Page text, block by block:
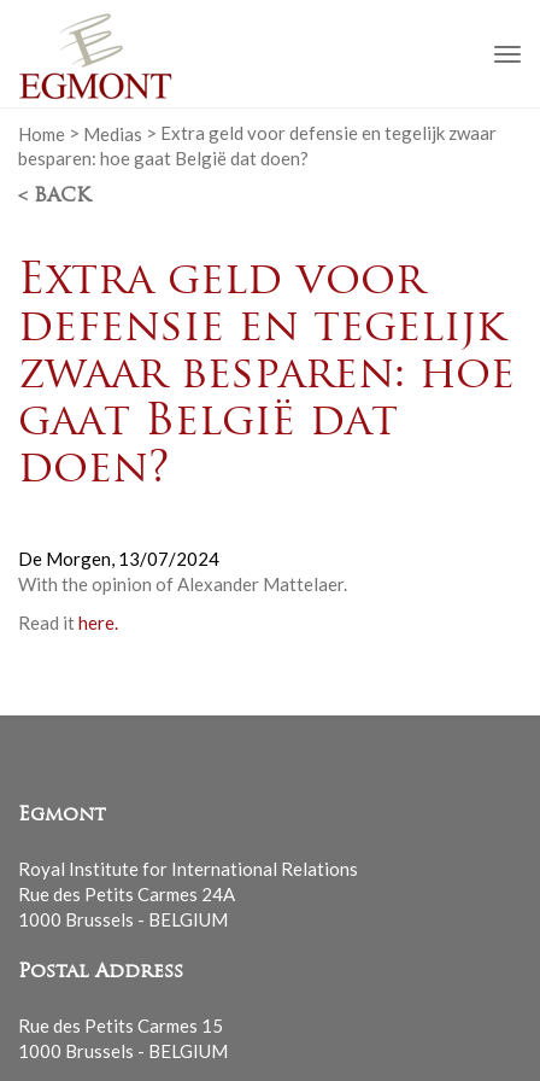
Home > Medias > Extra geld voor defensie en tegelijk zwaar
besparen: hoe gaat België dat doen?
< BACK
Extra geld voor
defensie en tegelijk
zwaar besparen: hoe
gaat België dat
doen?
De Morgen, 13/07/2024
With the opinion of Alexander Mattelaer.
Read ithere.
Egmont
Royal Institute for International Relations
Rue des Petits Carmes 24A
1000 Brussels - BELGIUM
Postal Address
Rue des Petits Carmes 15
1000 Brussels - BELGIUM